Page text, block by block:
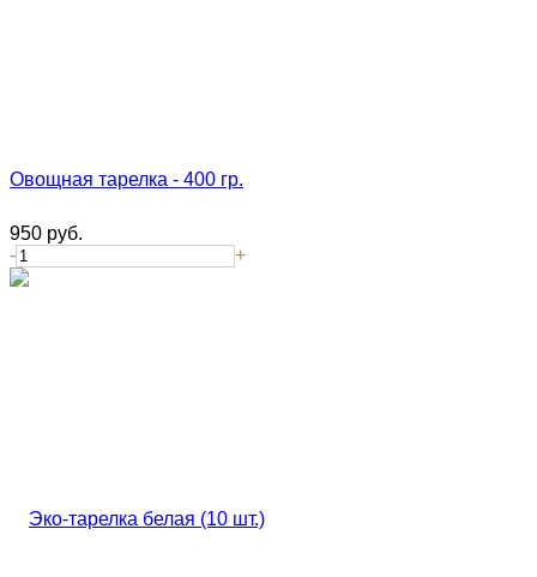
Овощная тарелка - 400 гр.
950 руб.
-
+